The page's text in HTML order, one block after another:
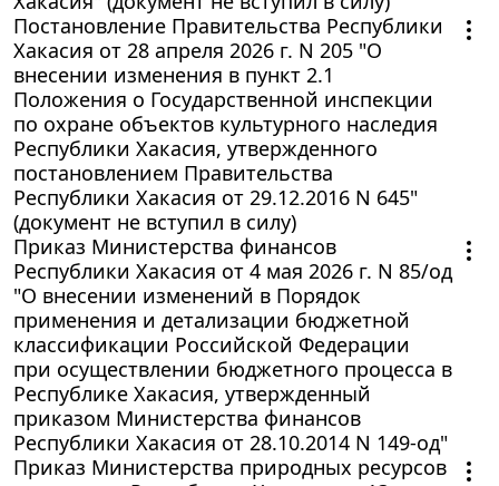
Постановление Правительства Республики
Хакасия от 28 апреля 2026 г. N 205 "О
внесении изменения в пункт 2.1
Положения о Государственной инспекции
по охране объектов культурного наследия
Республики Хакасия, утвержденного
постановлением Правительства
Республики Хакасия от 29.12.2016 N 645"
(документ не вступил в силу)
Приказ Министерства финансов
Республики Хакасия от 4 мая 2026 г. N 85/од
"О внесении изменений в Порядок
применения и детализации бюджетной
классификации Российской Федерации
при осуществлении бюджетного процесса в
Республике Хакасия, утвержденный
приказом Министерства финансов
Республики Хакасия от 28.10.2014 N 149-од"
Приказ Министерства природных ресурсов